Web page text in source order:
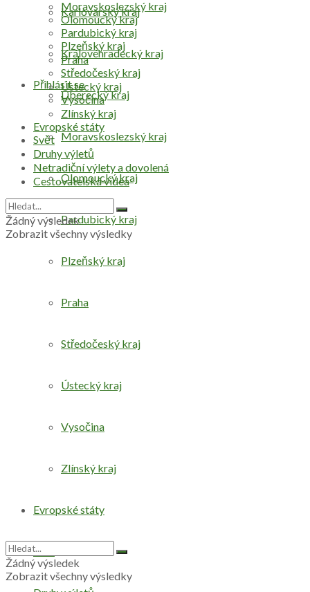
Přihlásit se
Karlovarský kraj
Královéhradecký kraj
Liberecký kraj
Moravskoslezský kraj
Olomoucký kraj
Pardubický kraj
Plzeňský kraj
Praha
Středočeský kraj
Ústecký kraj
Vysočina
Zlínský kraj
Evropské státy
Svět
Moravskoslezský kraj
Olomoucký kraj
Pardubický kraj
Plzeňský kraj
Praha
Středočeský kraj
Ústecký kraj
Vysočina
Zlínský kraj
Evropské státy
Svět
Druhy výletů
Netradiční výlety a dovolená
Cestovatelská videa
Žádný výsledek
Zobrazit všechny výsledky
Žádný výsledek
Zobrazit všechny výsledky